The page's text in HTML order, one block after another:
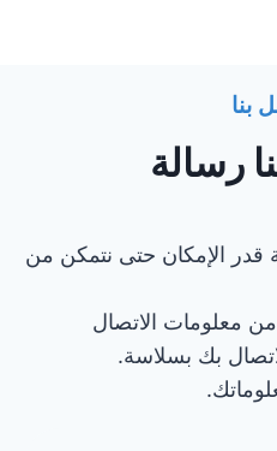
بنا
رسالة
الإمكان حتى نتمكن من
معلومات الاتصال
بك بسلاسة.